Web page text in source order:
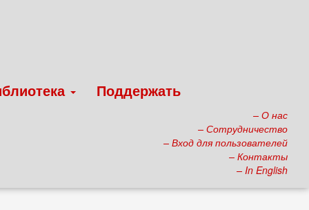
Поддержать
– О нас
– Сотрудничество
– Вход для пользователей
– Контакты
– In English